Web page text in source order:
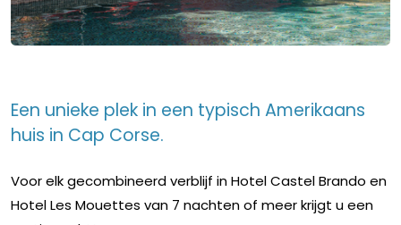
Een unieke plek in een typisch Amerikaans
huis in Cap Corse.
Voor elk gecombineerd verblijf in Hotel Castel Brando en
Hotel Les Mouettes van 7 nachten of meer krijgt u een